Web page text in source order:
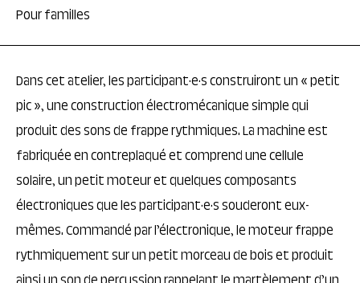
Dans cet atelier, les participant·e·s construiront un « petit
pic », une construction électromécanique simple qui
produit des sons de frappe rythmiques. La machine est
fabriquée en contreplaqué et comprend une cellule
solaire, un petit moteur et quelques composants
électroniques que les participant·e·s souderont eux-
mêmes. Commandé par l’électronique, le moteur frappe
rythmiquement sur un petit morceau de bois et produit
Pour familles